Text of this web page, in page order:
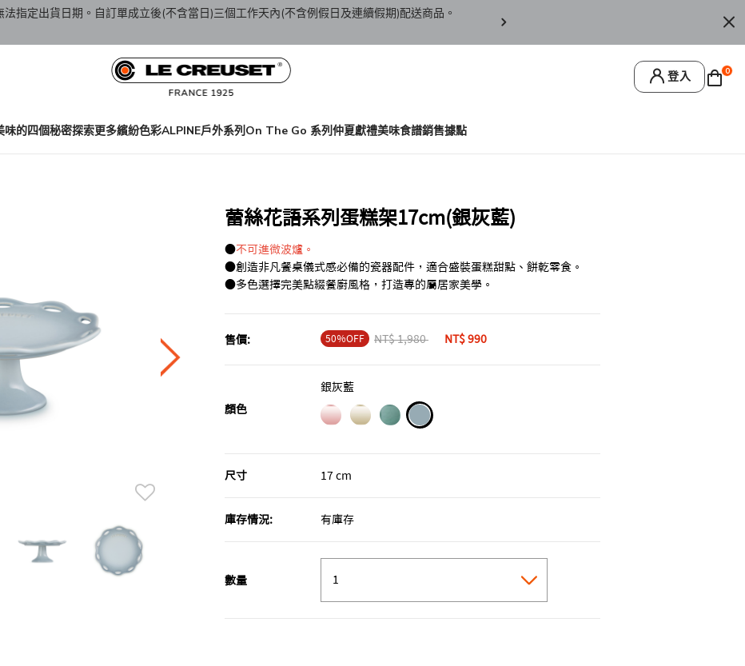
法指定出貨日期。自訂單成立後(不含當日)三個工作天內(不含例假日及連續假期)配送商品。 訂單僅限台灣本島地區配送，恕無法寄送離島
登入 0
味的四個秘密探索更多繽紛色彩ALPINE戶外系列On The Go 系列仲夏獻禮美味食譜銷售據點
蕾絲花語系列蛋糕架17cm(銀灰藍)
●不可進微波爐。
●創造非凡餐桌儀式感必備的瓷器配件，適合盛裝蛋糕甜點、餅乾零食。
●多色選擇完美點綴餐廚風格，打造專的屬居家美學。
售價: 50％OFF Price reduced from
NT$ 1,980 NT$ 990
顏色
銀灰藍
尺寸 17 cm
庫存情況: 有庫存
數量